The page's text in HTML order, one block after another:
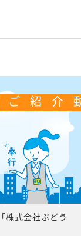
ご 紹 介
株式会社ぶどう